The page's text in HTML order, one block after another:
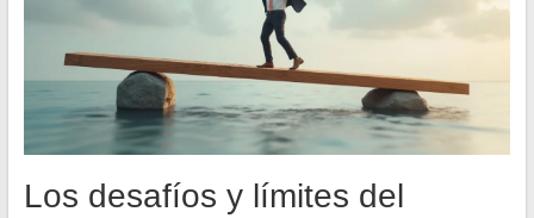
Los desafíos y límites del